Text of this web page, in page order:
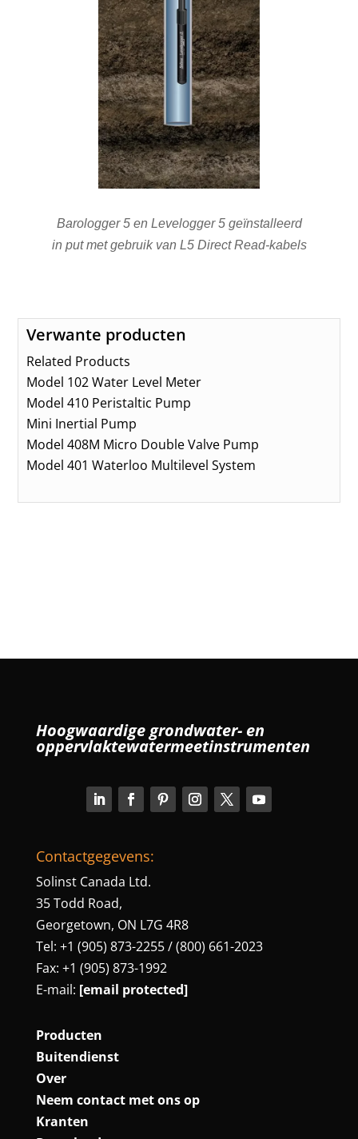
Barologger 5 en Levelogger 5 geïnstalleerd
in put met gebruik van L5 Direct Read-kabels
Verwante producten
Related Products
Model 102 Water Level Meter
Model 410 Peristaltic Pump
Mini Inertial Pump
Model 408M Micro Double Valve Pump
Model 401 Waterloo Multilevel System
Hoogwaardige grondwater- en
oppervlaktewatermeetinstrumenten
Contactgegevens:
Solinst Canada Ltd.
35 Todd Road,
Georgetown, ON L7G 4R8
Tel: +1 (905) 873-2255 / (800) 661-2023
Fax: +1 (905) 873-1992
E-mail: [email protected]
Producten
Buitendienst
Over
Neem contact met ons op
Kranten